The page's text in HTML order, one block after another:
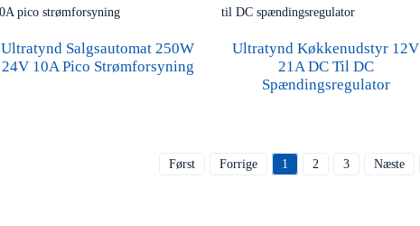
Ultratynd Salgsautomat 250W
24V 10A Pico Strømforsyning
Ultratynd Køkkenudstyr 12V
21A DC Til DC
Spændingsregulator
Først Forrige 1 2 3 Næste